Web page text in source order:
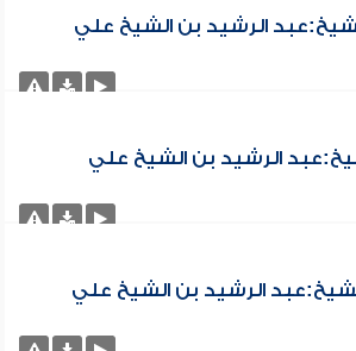
الرشيد بن الشيخ علي
الرشيد بن الشيخ علي
الرشيد بن الشيخ علي